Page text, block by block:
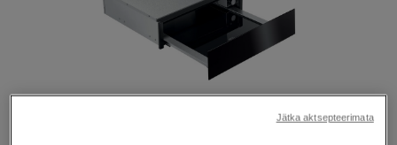
Jätka aktsepteerimata